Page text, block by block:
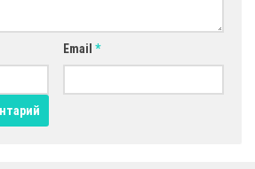
Email *